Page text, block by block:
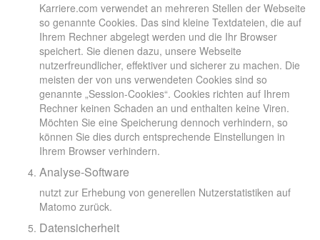
Karriere.com verwendet an mehreren Stellen der Webseite
so genannte Cookies. Das sind kleine Textdateien, die auf
Ihrem Rechner abgelegt werden und die Ihr Browser
speichert. Sie dienen dazu, unsere Webseite
nutzerfreundlicher, effektiver und sicherer zu machen. Die
meisten der von uns verwendeten Cookies sind so
genannte „Session-Cookies“. Cookies richten auf Ihrem
Rechner keinen Schaden an und enthalten keine Viren.
Möchten Sie eine Speicherung dennoch verhindern, so
können Sie dies durch entsprechende Einstellungen in
Ihrem Browser verhindern.
Analyse-Software
nutzt zur Erhebung von generellen Nutzerstatistiken auf
Matomo zurück.
Datensicherheit